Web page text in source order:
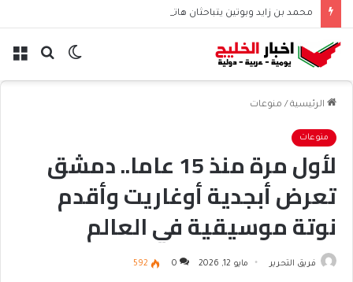
بحث الوضع
الرئيسية / منوعات
منوعات
لأول مرة منذ 15 عاما.. دمشق
تعرض أبجدية أوغاريت وأقدم
نوتة موسيقية في العالم
فريق التحرير مايو 12, 2026 0
592